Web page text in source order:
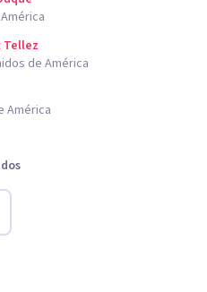
Tellez
de América
América